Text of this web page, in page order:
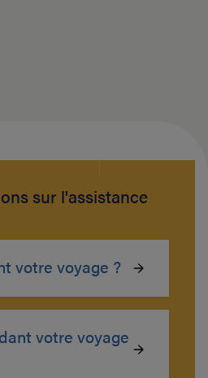
sur l'assistance
votre voyage ?
votre voyage